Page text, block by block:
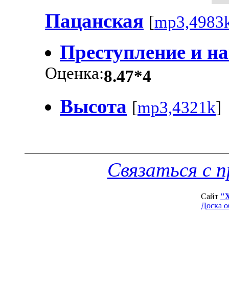
Пацанская [
Преступление и
Оценка:8.47*4
Высота [mp3,4321k]
Связаться с
Сайт
Доска